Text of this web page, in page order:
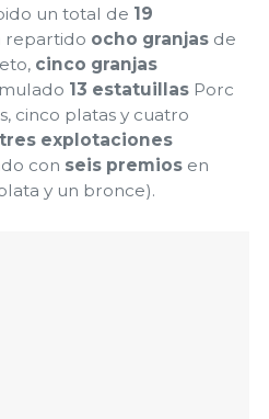
un total de 19
repartido ocho granjas de
cinco granjas
13 estatuillas Porc
cinco platas y cuatro
tres explotaciones
con seis premios en
y un bronce).